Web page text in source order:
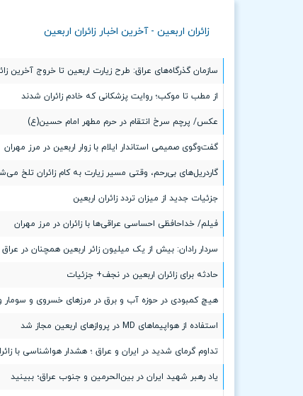
زائران اربعین - آخرین اخبار زائران اربعین
سازمان گذرگاه‌های عراق: طرح زیارت اربعین تا خروج آخرین
از مطب تا موکب؛ روایت پزشکانی که خادم زائران شدند
عکس/ پرچم سرخ انتقام در حرم مطهر امام حسین(ع)
گفت‌وگوی صمیمی استاندار ایلام با زوار اربعین در مرز مهران
گاردریل‌های بی‌رحم، وقتی مسیر زیارت به کام زائران تلخ می‌شود/ ۷ مصدوم در محور
جزئیات جدید از میزان تردد زائران اربعین
فیلم/ خداحافظی احساسی عراقی‌ها با زائران در مرز مهران
سردار رادان: بیش از یک میلیون زائر اربعین همچنان در عراق
حادثه برای زائران اربعین در نجف+ جزئیات
هیچ کمبودی در حوزه آب و برق در مرزهای خسروی و سومار
استفاده از هواپیماهای MD در پروازهای اربعین مجاز شد
تداوم گرمای شدید در ایران و عراق ؛ هشدار هواشناسی با
یاد رهبر شهید ایران در بین‌الحرمین و جنوب عراق؛ ببینید